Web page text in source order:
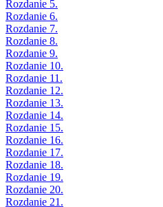
Rozdanie 5.
Rozdanie 6.
Rozdanie 7.
Rozdanie 8.
Rozdanie 9.
Rozdanie 10.
Rozdanie 11.
Rozdanie 12.
Rozdanie 13.
Rozdanie 14.
Rozdanie 15.
Rozdanie 16.
Rozdanie 17.
Rozdanie 18.
Rozdanie 19.
Rozdanie 20.
Rozdanie 21.